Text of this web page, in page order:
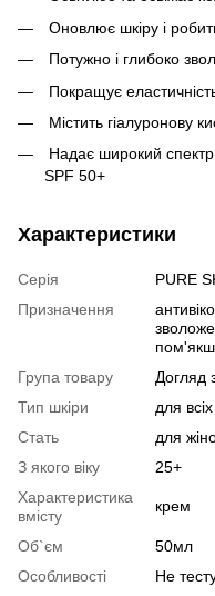
Оновлює шкіру і
Потужно і глибоко
Покращує
Містить гіалуронову
Надає широкий спектр
SPF 50+
Характеристики
Серія
PURE
Призначення
Група товару
Догляд
Тип шкіри
для всіх
Стать
для
З якого віку
25+
Характеристика
вмісту
крем
Об`єм
50мл
Особливості
Не